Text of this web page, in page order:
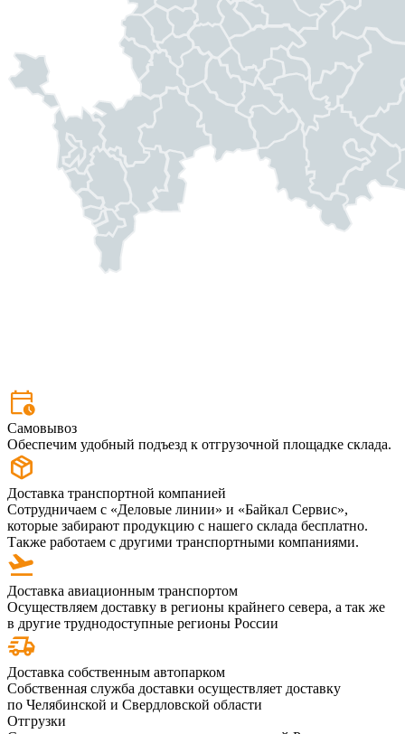
Самовывоз
Обеспечим удобный подъезд к отгрузочной площадке склада.
Доставка транспортной компанией
Сотрудничаем с «Деловые линии» и «Байкал Сервис»,
которые забирают продукцию с нашего склада бесплатно.
Также работаем с другими транспортными компаниями.
Доставка авиационным транспортом
Осуществляем доставку в регионы крайнего севера, а так же
в другие труднодоступные регионы России
Доставка собственным автопарком
Собственная служба доставки осуществляет доставку
по Челябинской и Свердловской области
Отгрузки